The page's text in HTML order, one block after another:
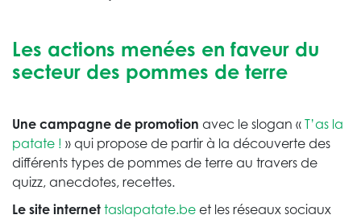
Les actions menées en faveur du
secteur des pommes de terre
Une campagne de promotion avec le slogan « T’as la
patate ! » qui propose de partir à la découverte des
différents types de pommes de terre au travers de
quizz, anecdotes, recettes.
Le site internet taslapatate.be et les réseaux sociaux